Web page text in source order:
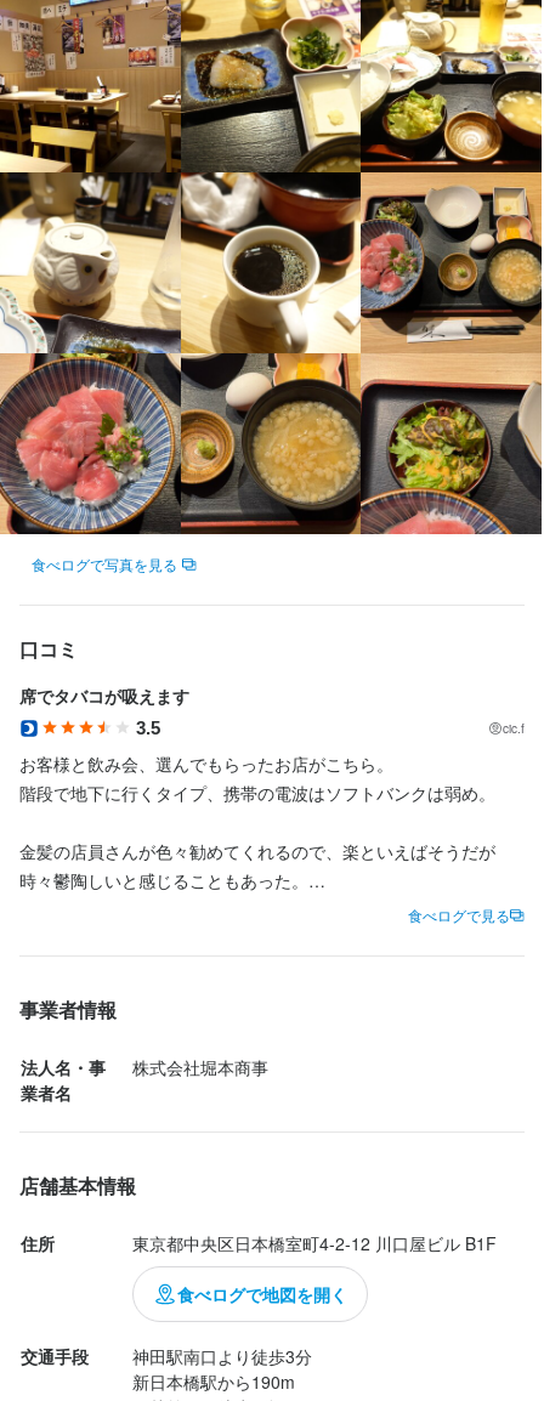
食べログで写真を見る
口コミ
席でタバコが吸えます
3.5 cic.f
お客様と飲み会、選んでもらったお店がこちら。
階段で地下に行くタイプ、携帯の電波はソフトバンクは弱め。
金髪の店員さんが色々勧めてくれるので、楽といえばそうだが
時々鬱陶しいと感じることもあった。
で。
食べログで見る
事業者情報
法人名・事
業者名
株式会社堀本商事
店舗基本情報
住所 東京都中央区日本橋室町4-2-12 川口屋ビル B1F
食べログで地図を開く
交通手段
神田駅南口より徒歩3分
新日本橋駅から190m
生、高校生、主婦(夫)も歓迎しており、接客スキルやチームワーク
が自然と身につきます。ブランクがあっても安心して始められま
す。
【頑張りはしっかり評価】
昇給やインセンティブ、日払い・週払い対応など待遇も充実。交
通費支給やまかない、制服貸与のほか、髪型・服装・ネイル・ピ
アスも自由！駅チカで通勤もラクラクです。
【希望に合わせて柔軟に働ける】
日曜定休＆完全週休2日制、平日のみやランチタイムのみもOK。
産休・育休や長期休暇も取得可能で、終電考慮や副業・ダブルワ
ークも歓迎。週1日からシフト相談できます。
身に付くスキル
日本酒の知識 焼酎の知識 ウイスキーの知識 魚の知識
サービスマナー
テーブルマナー
店舗運営
店名
炉端焼き 鷹島本まぐろ 魚然
勤務地
東京都中央区日本橋室町4-2-12 川口屋ビル B1F
連絡先
033-241-5015
株式会社堀本商事